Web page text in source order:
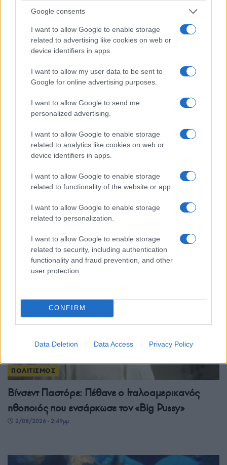
Google consents
I want to allow Google to enable storage
related to advertising like cookies on web or
device identifiers in apps.
I want to allow my user data to be sent to
Google for online advertising purposes.
I want to allow Google to send me
personalized advertising.
I want to allow Google to enable storage
related to analytics like cookies on web or
device identifiers in apps.
I want to allow Google to enable storage
related to functionality of the website or app.
I want to allow Google to enable storage
related to personalization.
I want to allow Google to enable storage
related to security, including authentication
functionality and fraud prevention, and other
user protection.
CONFIRM
Data Deletion Data Access Privacy Policy
Λάκης Χαλκιάς: Όταν ξεσήκωνε τη Βαρβάκειο
αγορά, την Τσικνοπέμπτη του 2016
3/08/2026 - 2:18μμ
ΠΟΛΙΤΙΣΜΟΣ
σπουδαιότερες μορφές του ελληνικού
3/08/2026 - 9:06πμ
ΠΟΛΙΤΙΣΜΟΣ
Βίνσεντ Παστόρε: Πέθανε ο Ιταλοαμερικανός
ηθοποιός που ενσάρκωσε τον «Big Pussy»
2/08/2026 - 2:49μμ